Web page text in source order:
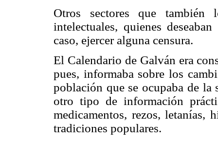
Otros sectores que
intelectuales, quienes
caso, ejercer alguna censura.
El Calendario de Galván era
pues, informaba sobre los
población que se ocupaba de la
otro tipo de información
medicamentos, rezos, letanías,
tradiciones populares.